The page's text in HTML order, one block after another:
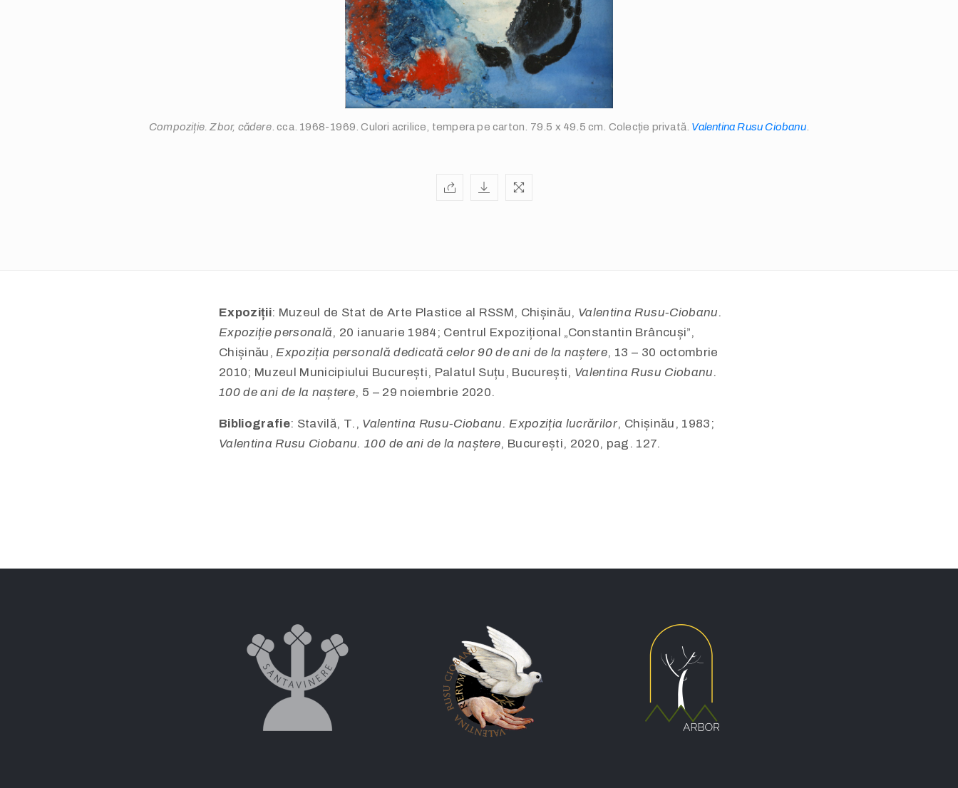
Compoziție. Zbor, cădere. cca. 1968-1969. Culori acrilice, tempera pe carton. 79.5 x 49.5 cm. Colecție privată. Valentina Rusu Ciobanu.
Expoziții: Muzeul de Stat de Arte Plastice al RSSM, Chișinău, Valentina Rusu-Ciobanu.
Expoziție personală, 20 ianuarie 1984; Centrul Expozițional „Constantin Brâncuși”,
Chișinău,Expoziția personală dedicată celor 90 de ani de la naștere, 13 – 30 octombrie
2010; Muzeul Municipiului București, Palatul Suțu, București, Valentina Rusu Ciobanu.
100 de ani de la naștere, 5 – 29 noiembrie 2020.
Bibliografie: Stavilă, T., Valentina Rusu-Ciobanu. Expoziția lucrărilor, Chișinău, 1983;
Valentina Rusu Ciobanu. 100 de ani de la naștere, București, 2020, pag. 127.